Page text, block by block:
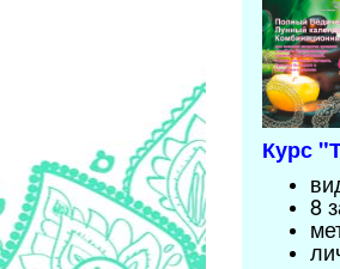
Курс
8